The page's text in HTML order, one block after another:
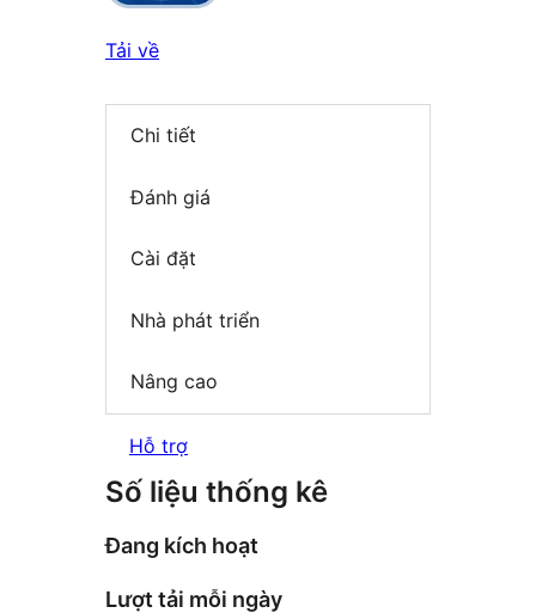
Tải về
Chi tiết
Đánh giá
Cài đặt
Nhà phát triển
Nâng cao
Hỗ trợ
Số liệu thống kê
Đang kích hoạt
Lượt tải mỗi ngày